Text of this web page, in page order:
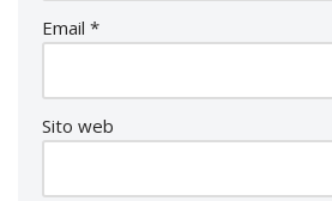
Email *
Sito web